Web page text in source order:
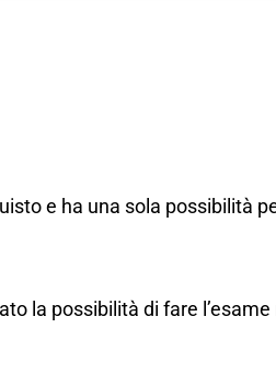
e ha una sola possibilità
la possibilità di fare